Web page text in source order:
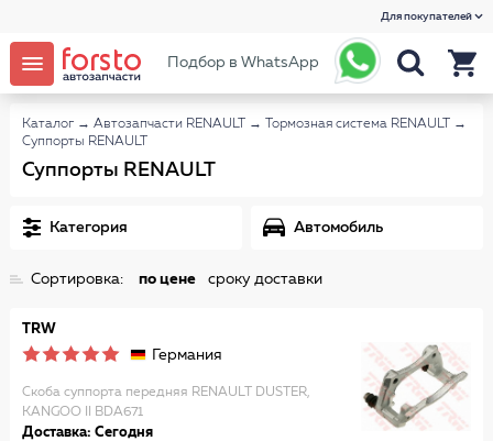
Для покупателей
Подбор в WhatsApp
Каталог → Автозапчасти RENAULT → Тормозная система RENAULT
→
Суппорты RENAULT
Суппорты RENAULT
Категория Автомобиль
Сортировка: по цене сроку доставки
TRW
Германия
Скоба суппорта передняя RENAULT DUSTER,
KANGOO II BDA671
Доставка: Сегодня